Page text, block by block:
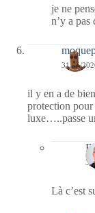
je ne
n’y a pas
31/05/
il y en a de
protection pour
luxe…..passe
Là c’est